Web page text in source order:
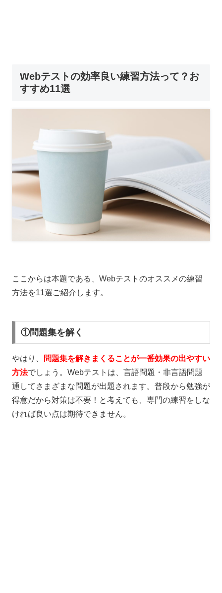
Webテストの効率良い練習方法って？お
すすめ11選
ここからは本題である、Webテストのオススメの練習
方法を11選ご紹介します。
①問題集を解く
やはり、
問題集を解きまくることが一番効果の出やすい
方法でしょう。 Webテストは、言語問題・非言語問題
通してさまざまな問題が出題されます。普段から勉強が
得意だから対策は不要！と考えても、専門の練習をしな
ければ良い点は期待できません。